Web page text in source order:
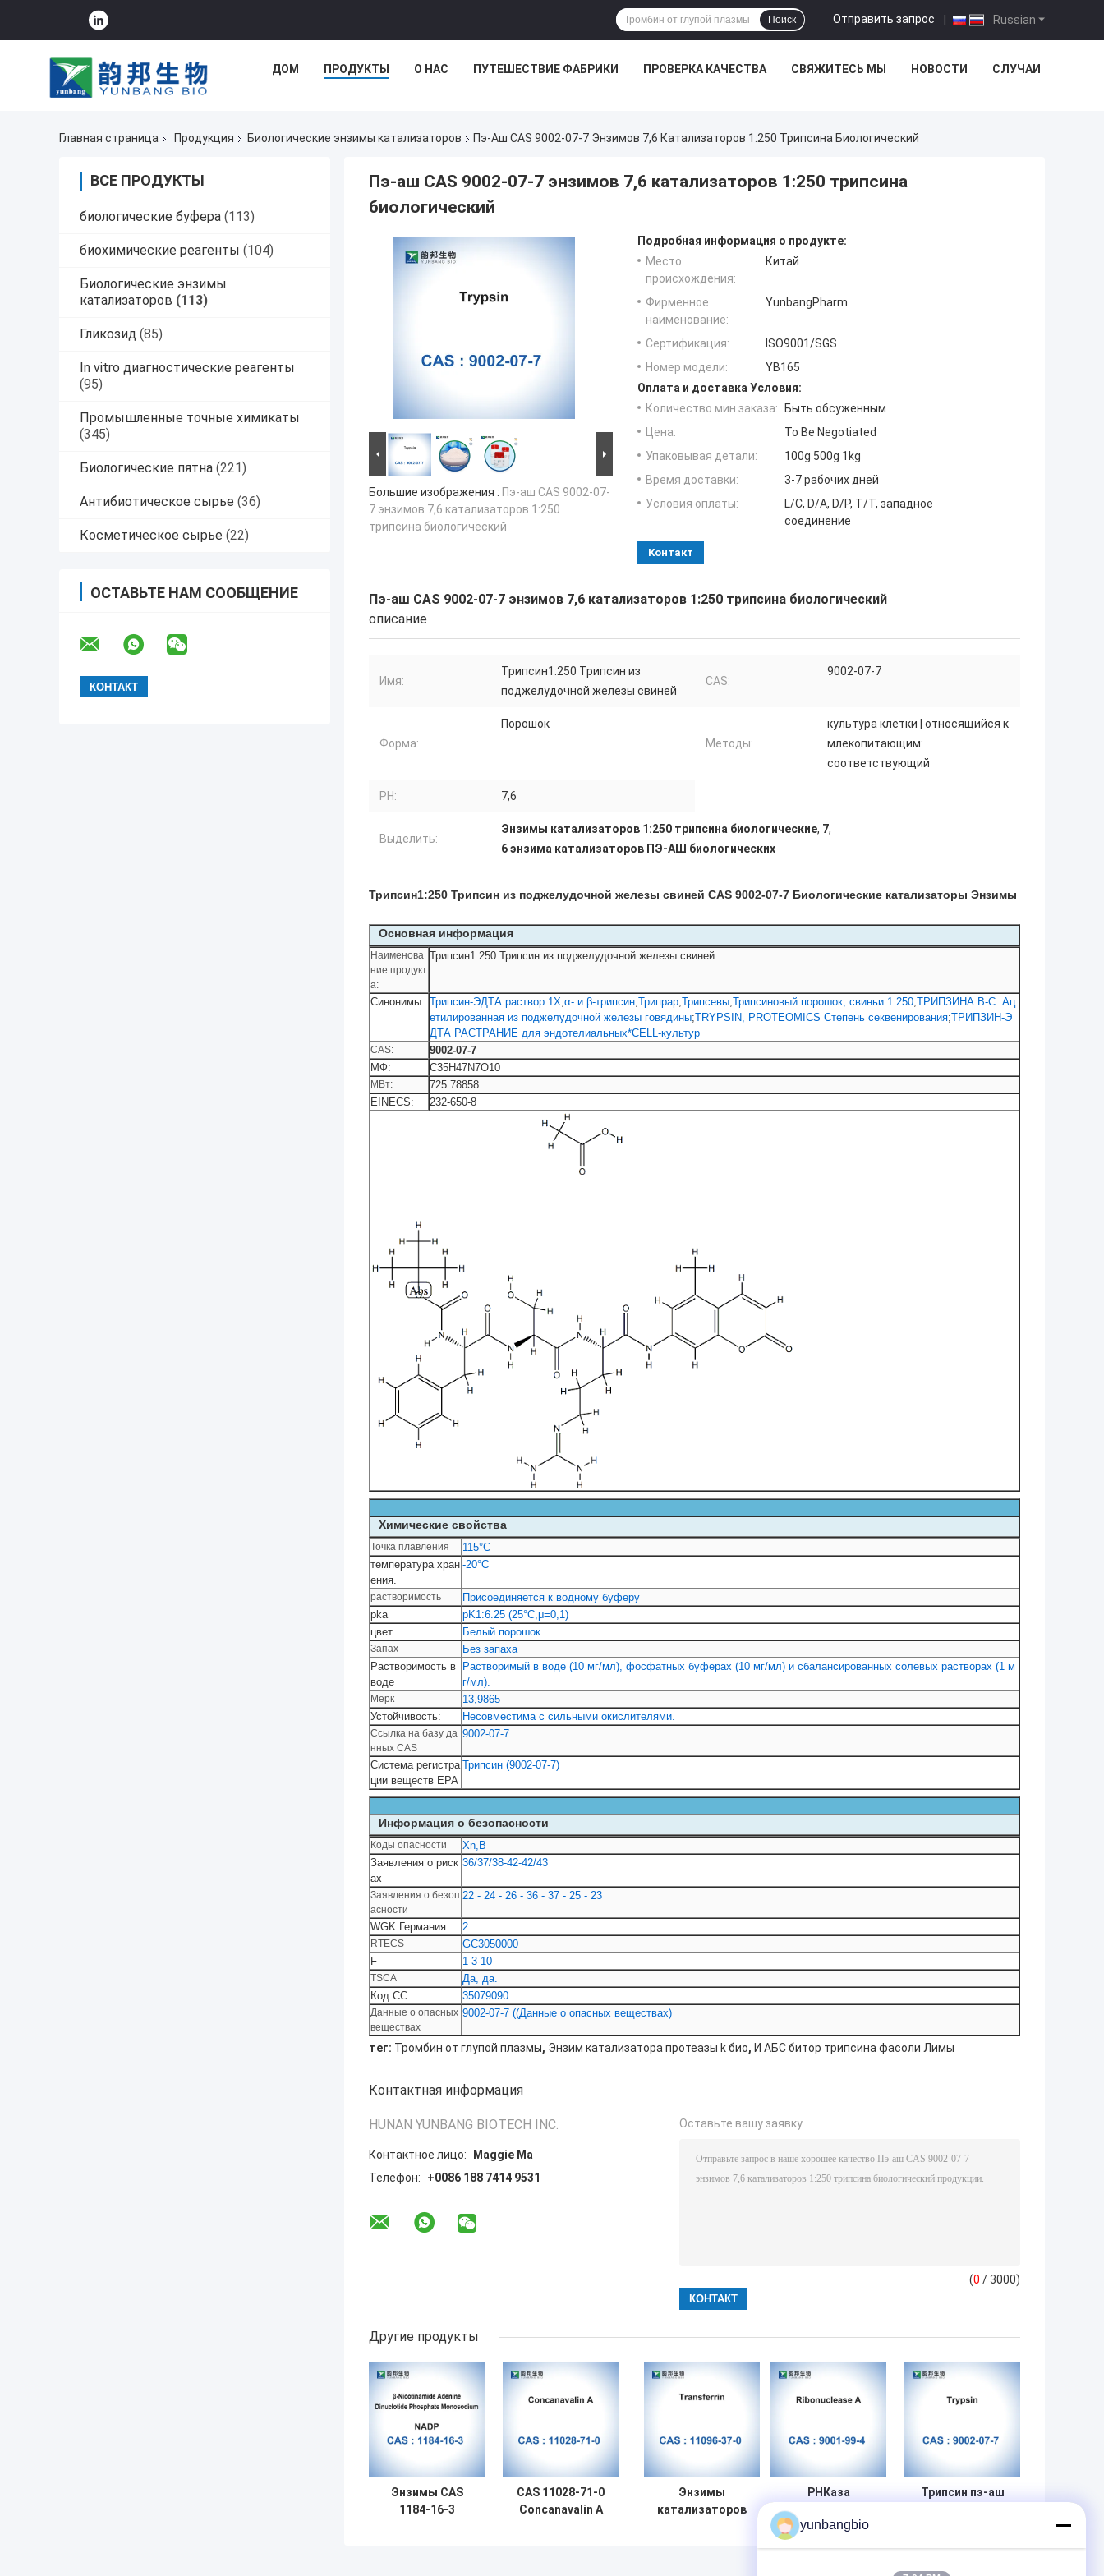
Russian
Отправить запрос |
Поиск
ДОМ ПРОДУКТЫ О НАС ПУТЕШЕСТВИЕ ФАБРИКИ ПРОВЕРКА КАЧЕСТВА СВЯЖИТЕСЬ МЫ НОВОСТИ СЛУЧАИ
Главная страница Продукция Биологические энзимы катализаторов Пэ-Аш CAS 9002-07-7 Энзимов 7,6 Катализаторов 1:250 Трипсина Биологический
ВСЕ ПРОДУКТЫ
биологические буфера (113)
биохимические реагенты (104)
Биологические энзимы
катализаторов (113)
Гликозид (85)
In vitro диагностические реагенты
(95)
Промышленные точные химикаты
(345)
Биологические пятна (221)
Антибиотическое сырье (36)
Косметическое сырье (22)
ОСТАВЬТЕ НАМ СООБЩЕНИЕ
Пэ-аш CAS 9002-07-7 энзимов 7,6 катализаторов 1:250 трипсина
биологический
Большие изображения : Пэ-аш CAS 9002-07-
7 энзимов 7,6 катализаторов 1:250
трипсина биологический
Подробная информация о продукте:
Место
происхождения:
Китай
Фирменное
наименование:
YunbangPharm
Сертификация:
ISO9001/SGS
Номер модели:
YB165
Оплата и доставка Условия:
Количество мин заказа:
Быть обсуженным
Цена:
To Be Negotiated
Упаковывая детали:
100g 500g 1kg
Время доставки:
3-7 рабочих дней
Условия оплаты:
L/C, D/A, D/P, T/T, западное
соединение
Контакт
Пэ-аш CAS 9002-07-7 энзимов 7,6 катализаторов 1:250 трипсина биологический
описание
Имя:
Трипсин1:250 Трипсин из
поджелудочной железы свиней
CAS:
9002-07-7
Форма:
Порошок
Методы:
культура клетки | относящийся к
млекопитающим:
соответствующий
PH: 7,6
Выделить:
Энзимы катализаторов 1:250 трипсина биологические, 7,
6 энзима катализаторов ПЭ-АШ биологических
Трипсин1:250 Трипсин из поджелудочной железы свиней CAS 9002-07-7 Биологические катализаторы Энзимы
Основная информация
Наименова
ние продукт
а:
Трипсин1:250 Трипсин из поджелудочной железы свиней
Синонимы: Трипсин-ЭДТА раствор 1X;α- и β-трипсин;Трипрар;Трипсевы;Трипсиновый порошок, свиньи 1:250;ТРИПЗИНА В-С: Ац
етилированная из поджелудочной железы говядины;TRYPSIN, PROTEOMICS Степень секвенирования;ТРИПЗИН-Э
ДТА РАСТРАНИЕ для эндотелиальных*CELL-культур
CAS:
9002-07-7
МФ:
C35H47N7O10
МВт:
725.78858
EINECS:
232-650-8
Химические свойства
Точка плавления
115°С
температура хран
ения.
-20°C
растворимость
Присоединяется к водному буферу
pka
pK1:6.25 (25°C,μ=0,1)
цвет
Белый порошок
Запах
Без запаха
Растворимость в
воде
Растворимый в воде (10 мг/мл), фосфатных буферах (10 мг/мл) и сбалансированных солевых растворах (1 м
г/мл).
Мерк
13,9865
Устойчивость:
Несовместима с сильными окислителями.
Ссылка на базу да
нных CAS
9002-07-7
Система регистра
ции веществ EPA
Трипсин (9002-07-7)
Информация о безопасности
Коды опасности
Xn,B
Заявления о риск
ах
36/37/38-42-42/43
Заявления о безоп
асности
22 - 24 - 26 - 36 - 37 - 25 - 23
WGK Германия 2
RTECS
GC3050000
F
1-3-10
TSCA
Да, да.
Код СС
35079090
Данные о опасных
веществах
9002-07-7 ((Данные о опасных веществах)
тег: Тромбин от глупой плазмы, Энзим катализатора протеазы k био, И АБС битор трипсина фасоли Лимы
Контактная информация
HUNAN YUNBANG BIOTECH INC.
Контактное лицо:
Maggie Ma
Телефон:
+0086 188 7414 9531
Оставьте вашу заявку
(0 / 3000)
Другие продукты
Энзимы CAS
1184-16-3
CAS 11028-71-0
Concanavalin A
Энзимы
катализаторов
РНКаза
рибонуклеаза a
от глупого
Трипсин пэ-аш
yunbangbio